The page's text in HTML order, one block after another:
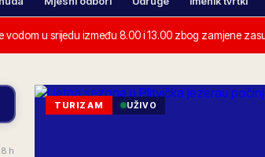
vodom u srijedu između 8.00 i 13.00 zbog zamjene
h
TURIZAM UŽIVO